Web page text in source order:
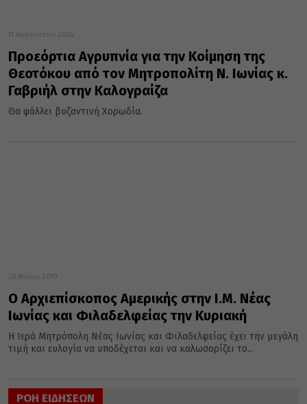
11 Αυγούστου 2024
Προεόρτια Αγρυπνία για την Κοίμηση της
Θεοτόκου από τον Μητροπολίτη Ν. Ιωνίας κ.
Γαβριήλ στην Καλογραίζα
Θα ψάλλει βυζαντινή Χορωδία.
28 Μαΐου 2019
Ο Αρχιεπίσκοπος Αμερικής στην Ι.Μ. Νέας
Ιωνίας και Φιλαδελφείας την Κυριακή
Η Ιερά Μητρόπολη Νέας Ιωνίας και Φιλαδελφείας έχει την μεγάλη
τιμή και ευλογία να υποδέχεται και να καλωσορίζει το...
ΡΟΗ ΕΙΔΗΣΕΩΝ